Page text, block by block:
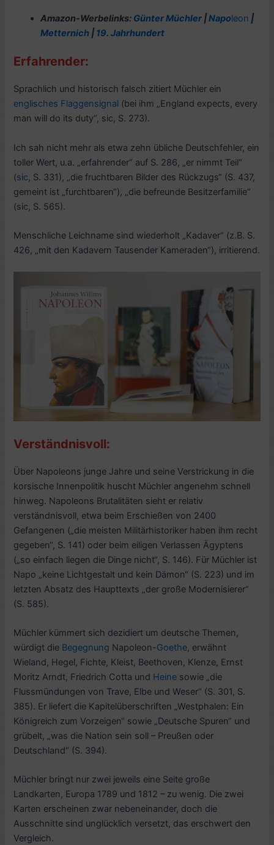
Amazon-Werbelinks: Günter Müchler |Napoleon |
Metternich | 19. Jahrhundert
Erfahrender:
Sprachlich und historisch falsch zitiert Müchler ein
englisches Flaggensignal (bei ihm „England expects, every
man will do its duty“, sic, S. 273).
Ich sah nicht mehr als etwa zehn übliche Deutschfehler, ein
toller Wert, u.a. „erfahrender“ auf S. 286, „er nimmt Teil“
(sic, S. 331), „die fruchtbaren Bilder des Rückzugs“ (S. 437,
gemeint ist „furchtbaren“), „die befreunde Besitzerfamilie“
(sic, S. 565).
Menschliche Leichname sind wiederholt „Kadaver“ (z.B. S.
426, „mit den Kadavern Tausender Kameraden“), irritierend.
Verständnisvoll:
Über Napoleons junge Jahre und seine Verstrickung in die
korsische Innenpolitik huscht Müchler angenehm schnell
hinweg. Napoleons Brutalitäten sieht er relativ
verständnisvoll, etwa beim Erschießen von 2400
Gefangenen („die meisten Militärhistoriker haben ihm recht
gegeben“, S. 141) oder beim eiligen Verlassen Ägyptens
(„so einfach liegen die Dinge nicht“, S. 146). Für Müchler ist
Napo „keine Lichtgestalt und kein Dämon“ (S. 223) und im
letzten Absatz des Haupttexts „der große Modernisierer“
(S. 585).
Müchler kümmert sich dezidiert um deutsche Themen,
würdigt die Begegnung Napoleon-Goethe, erwähnt
Wieland, Hegel, Fichte, Kleist, Beethoven, Klenze, Ernst
Moritz Arndt, Friedrich Cotta und Heine sowie „die
Flussmündungen von Trave, Elbe und Weser“ (S. 301, S.
385). Er liefert die Kapitelüberschriften „Westphalen: Ein
Königreich zum Vorzeigen“ sowie „Deutsche Spuren“ und
grübelt, „was die Nation sein soll – Preußen oder
Deutschland“ (S. 394).
Müchler bringt nur zwei jeweils eine Seite große
Landkarten, Europa 1789 und 1812 – zu wenig. Die zwei
Karten erscheinen zwar nebeneinander, doch die
Ausschnitte sind unglücklich versetzt, das erschwert den
Vergleich.